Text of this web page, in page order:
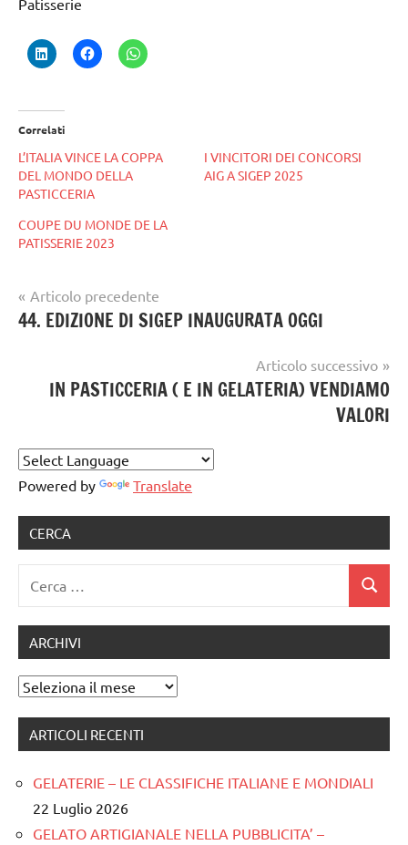
Correlati
L’ITALIA VINCE LA COPPA
DEL MONDO DELLA
PASTICCERIA
I VINCITORI DEI CONCORSI
AIG A SIGEP 2025
COUPE DU MONDE DE LA
PATISSERIE 2023
gelato
Navigazione
articoli
Articolo precedente
44. EDIZIONE DI SIGEP INAUGURATA OGGI
Articolo successivo
IN PASTICCERIA ( E IN GELATERIA) VENDIAMO
VALORI
Powered by Translate
CERCA
Cerca
ARCHIVI
Archivi
ARTICOLI RECENTI
GELATERIE – LE CLASSIFICHE ITALIANE E MONDIALI
22 Luglio 2026
GELATO ARTIGIANALE NELLA PUBBLICITA’ –